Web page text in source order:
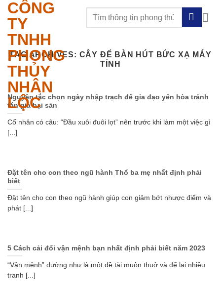
Skip
content
CÔNG
TY
TNHH
PHONG
THỦY
NHÂN
LỘC
TAG ARCHIVES: CÂY ĐỂ BÀN HÚT BỨC XẠ MÁY
TÍNH
Nguyên tắc chọn ngày nhập trạch để gia đạo yên hòa tránh
tán gia bại sản
Cổ nhân có câu: “Đầu xuôi đuôi lọt” nên trước khi làm một việc gì
[...]
Đặt tên cho con theo ngũ hành Thổ ba mẹ nhất định phải
biết
Đặt tên cho con theo ngũ hành giúp con giảm bớt nhược điểm và
phát [...]
5 Cách cải đổi vận mệnh bạn nhất định phải biết năm 2023
“Vận mệnh” dường như là một đề tài muôn thuở và để lại nhiều
tranh [...]